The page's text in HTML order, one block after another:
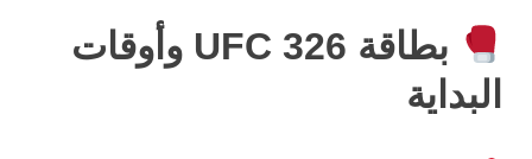
بطاقة UFC 326 وأوقات
البداية